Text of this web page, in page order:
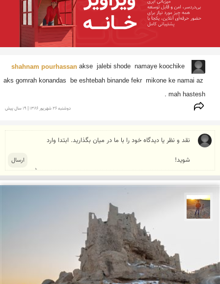
shahnam pourhassan akse  jalebi shode  namaye koochike
aks gomrah konandas  be eshtebah binande fekr  mikone ke namai az
mah hastesh .
دوشنبه 26 شهريور 1386 | 19 سال پیش